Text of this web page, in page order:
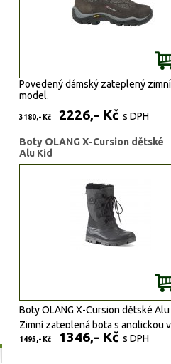
Povedený dámský zateplený zimní
model.
3180,- Kč 2226,- Kč s DPH
Boty OLANG X-Cursion dětské
Alu Kid
Boty OLANG X-Cursion dětské Alu
Zimní zateplená bota s anglickou
Izolační vložka AL do -30C.
1495,- Kč 1346,- Kč s DPH